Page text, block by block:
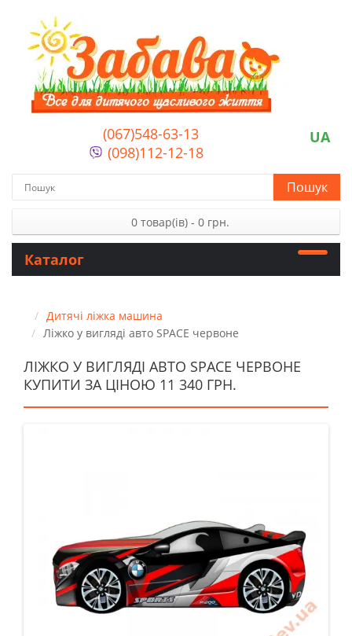
(067)548-63-13
(098)112-12-18
UA
Пошук
0 товар(ів) - 0 грн.
Каталог
Дитячі ліжка машина
Ліжко у вигляді авто SPACE червоне
ЛІЖКО У ВИГЛЯДІ АВТО SPACE ЧЕРВОНЕ
КУПИТИ ЗА ЦІНОЮ 11 340 ГРН.